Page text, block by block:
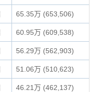
65.35万 (653,506)
60.95万 (609,538)
56.29万 (562,903)
51.06万 (510,623)
46.21万 (462,137)